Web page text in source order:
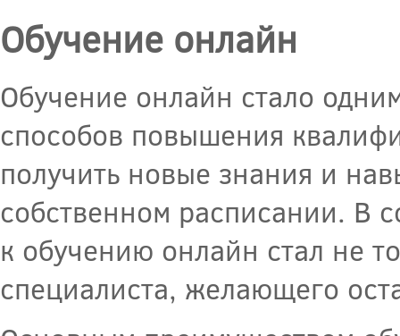
Обучение онлайн
Обучение онлайн стало
способов повышения
получить новые знания и
собственном расписании. В
к обучению онлайн стал не
специалиста, желающего